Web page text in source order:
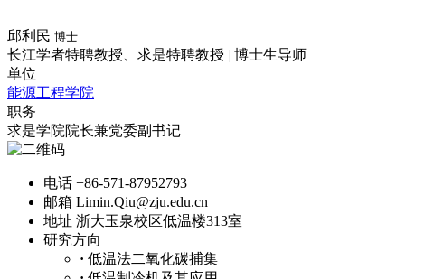
邱利民 博士
长江学者特聘教授、求是特聘教授
博士生导师
单位
能源工程学院
职务
求是学院院长兼党委副书记
电话 +86-571-87952793
邮箱 Limin.Qiu@zju.edu.cn
地址 浙大玉泉校区低温楼313室
研究方向
· 低温法二氧化碳捕集